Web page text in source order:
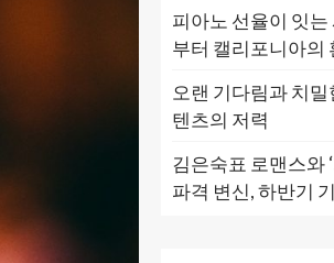
피아노 선율이 잇
부터 캘리포니아의
오랜 기다림과 치
텐츠의 저력
김은숙표 로맨스와
파격 변신, 하반기